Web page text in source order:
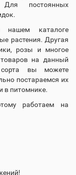
Для постоянных
каталоге
растения. Другая
розы и многое
на данный
сорта вы можете
постараемся их
в питомнике.
работаем на